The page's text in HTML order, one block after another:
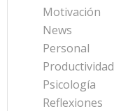
Motivación
News
Personal
Productividad
Psicología
Reflexiones